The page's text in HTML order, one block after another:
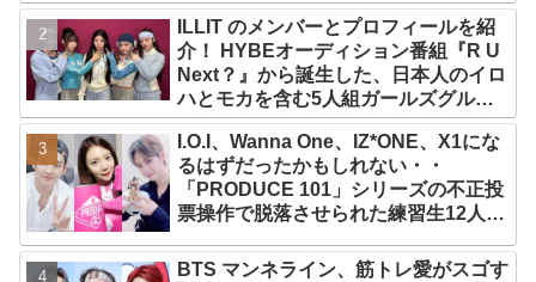
ILLIT のメンバーとプロフィールを紹
介！ HYBEオーディション番組『R U
Next？』から誕生した、日本人のイロ
ハとモカを含む5人組ガールズグルー
プ！ デビュー曲「Magnetic」がいき
なりの大ヒット
I.O.I、Wanna One、IZ*ONE、X1にな
るはずだったかもしれない・・
「PRODUCE 101」シリーズの不正投
票操作で脱落させられた練習生12人の
BTS マンネライン、筋トレ愛がスゴす